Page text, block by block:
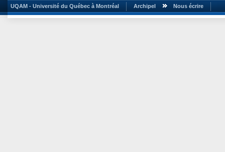
UQAM - Université du Québec à Montréal Archipel Nous écrire